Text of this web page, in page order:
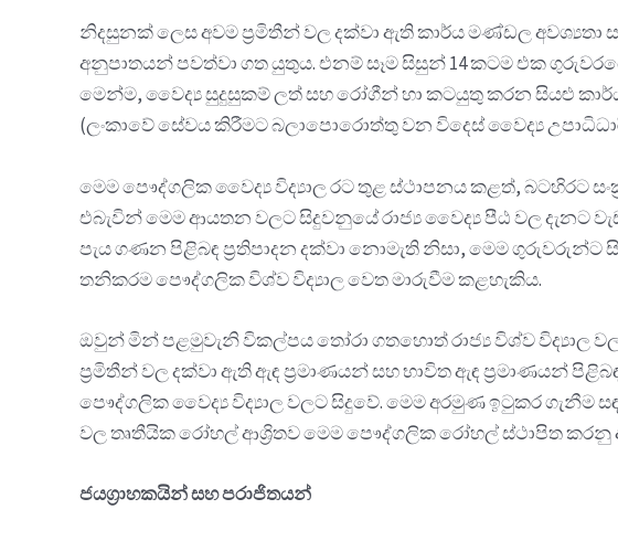
නිදසුනක් ලෙස අවම ප්‍රමිතීන් වල දක්වා ඇති කාර්ය මණ්ඩල අවශ්‍යතා
අනුපාතයන් පවත්වා ගත යුතුය. එනම් සෑම සිසුන් 14 කටම එක
මෙන්ම, වෛද්‍ය සුදුසුකම් ලත් සහ රෝගීන් හා කටයුතු කරන සියළු කාර්ය
(ලංකාවේ සේවය කිරීමට බලාපොරොත්තු වන විදෙස් වෛද්‍ය
මෙම පෞද්ගලික වෛද්‍ය විද්‍යාල රට තුළ ස්ථාපනය කළත්, බටහිරට
එබැවින් මෙම ආයතන වලට සිදුවනුයේ රාජ්‍ය වෛද්‍ය පීඨ වල දැනට
පැය ගණන පිළිබඳ ප්‍රතිපාදන දක්වා නොමැති නිසා, මෙම
තනිකරම පෞද්ගලික විශ්ව විද්‍යාල වෙත මාරුවීම කළහැකිය.
ඔවුන් මින් පළමුවැනි විකල්පය තෝරා ගතහොත් රාජ්‍ය විශ්ව විද්‍යාල
ප්‍රමිතීන් වල දක්වා ඇති ඇඳ ප්‍රමාණයන් සහ භාවිත ඇඳ ප්‍රමාණයන්
පෞද්ගලික වෛද්‍ය විද්‍යාල වලට සිදුවේ. මෙම අරමුණ ඉටුකර ගැනීම
වල තෘතීයික රෝහල් ආශ්‍රිතව මෙම පෞද්ගලික රෝහල් ස්ථාපිත කරනු
ජයග්‍රාහකයින් සහ පරාජිතයන්